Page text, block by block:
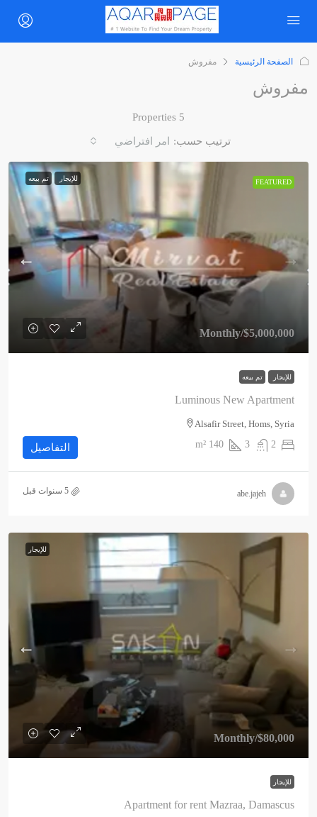
الصفحة الرئيسية مفروش
مفروش
5 Properties
ترتيب حسب: امر افتراضي
FEATURED للإيجار تم بيعه
$5,000,000
/Monthly
للإيجار تم بيعه
Luminous New Apartment
Alsafir Street, Homs, Syria
2
3
140
m² التفاصيل
abe.jajeh
للإيجار
$80,000
/Monthly
للإيجار
Apartment for rent Mazraa, Damascus